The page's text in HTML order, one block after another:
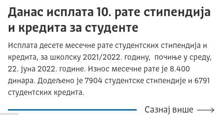
Данас исплата 10. рате стипендија
и кредита за студенте
Исплата десете месечне рате студентских стипендија и
кредита, за школску 2021/2022. годину, почиње у среду,
22. јуна 2022. године. Износ месечне рате је 8.400
динара. Додељено је 7904 студентске стипендије и 6791
студентских кредита.
Сазнај више